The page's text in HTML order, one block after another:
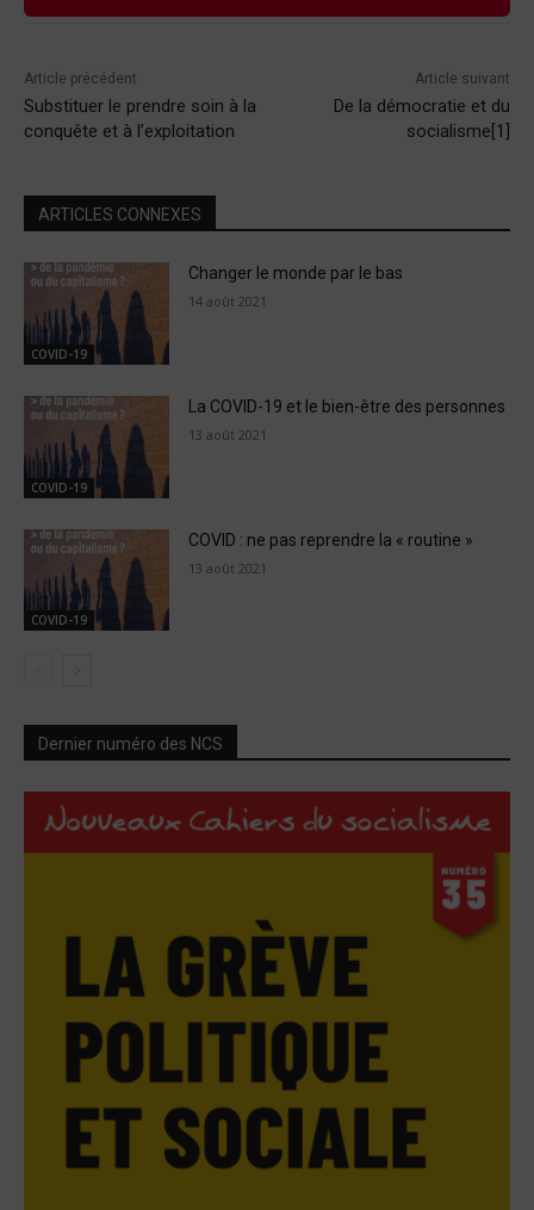
Article précédent
Substituer le prendre soin à la
conquête et à l’exploitation
Article suivant
De la démocratie et du
socialisme[1]
ARTICLES CONNEXES
COVID-19
Changer le monde par le bas
14 août 2021
COVID-19
La COVID-19 et le bien-être des personnes
13 août 2021
COVID-19
COVID : ne pas reprendre la « routine »
13 août 2021
Dernier numéro des NCS